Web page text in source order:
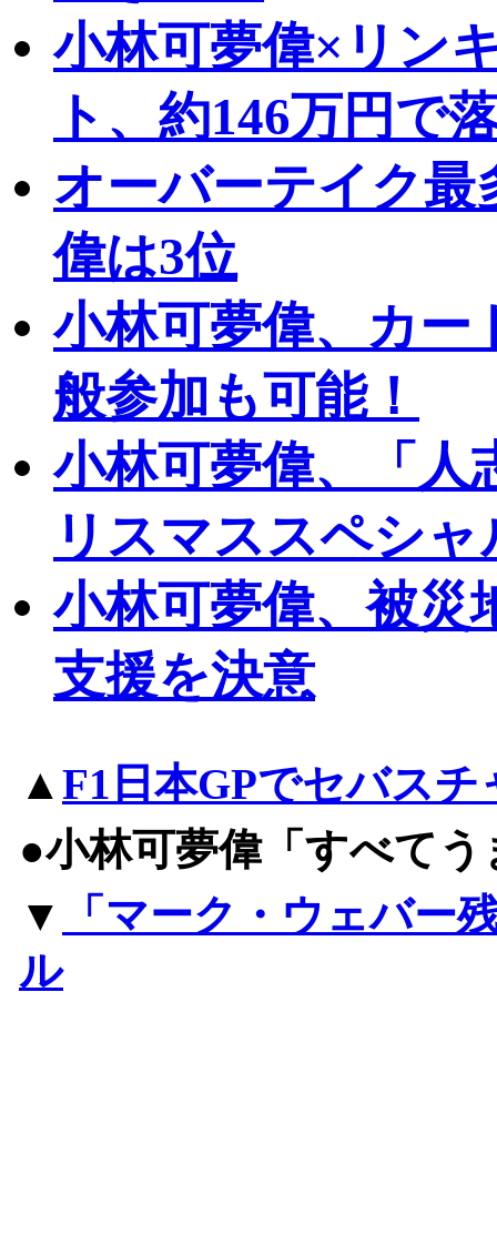
小林可夢偉×リン
ト、約146万円で
オーバーテイク
偉は3位
小林可夢偉、カー
般参加も可能！
小林可夢偉、「人
リスマススペシ
小林可夢偉、被災
支援を決意
▲ F1日本GPでセバス
●小林可夢偉「すべて
▼
「マーク・ウェバー
ル